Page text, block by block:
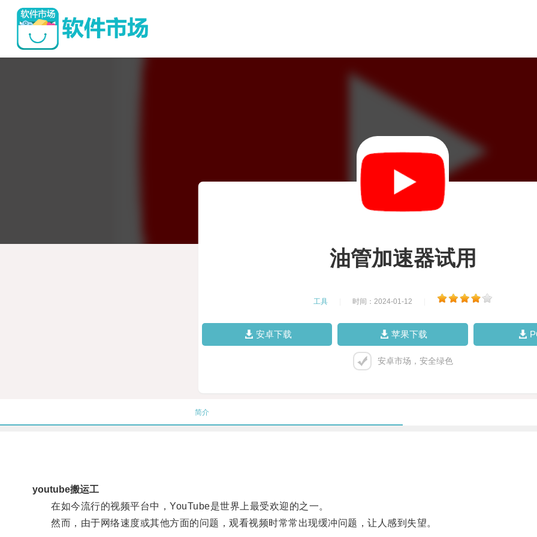
油管加速器试用
工具 时间：2024-01-12
安卓下载 苹果下载
安卓市场，安全绿色
简介
youtube搬运工
在如今流行的视频平台中，YouTube是世界上最受欢迎的之一。
然而，由于网络速度或其他方面的问题，观看视频时常常出现缓冲问题，让人感到失望。